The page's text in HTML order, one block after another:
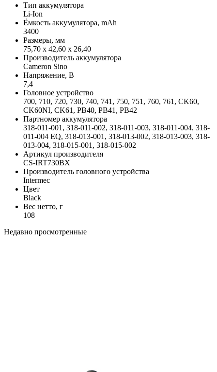
Тип аккумулятора
Li-Ion
Ёмкость аккумулятора, mAh
3400
Размеры, мм
75,70 x 42,60 x 26,40
Производитель аккумулятора
Cameron Sino
Напряжение, В
7,4
Головное устройство
700, 710, 720, 730, 740, 741, 750, 751, 760, 761, CK60,
CK60NI, CK61, PB40, PB41, PB42
Партномер аккумулятора
318-011-001, 318-011-002, 318-011-003, 318-011-004, 318-
011-004 EQ, 318-013-001, 318-013-002, 318-013-003, 318-
013-004, 318-015-001, 318-015-002
Артикул производителя
CS-IRT730BX
Производитель головного устройства
Intermec
Цвет
Black
Вес нетто, г
108
Недавно просмотренные